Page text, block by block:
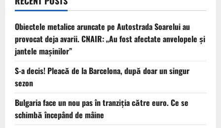
Obiectele metalice aruncate pe Autostrada Soarelui au
provocat deja avarii. CNAIR: „Au fost afectate anvelopele și
jantele mașinilor”
S-a decis! Pleacă de la Barcelona, după doar un singur
sezon
Bulgaria face un nou pas în tranziţia către euro. Ce se
schimbă începând de mâine